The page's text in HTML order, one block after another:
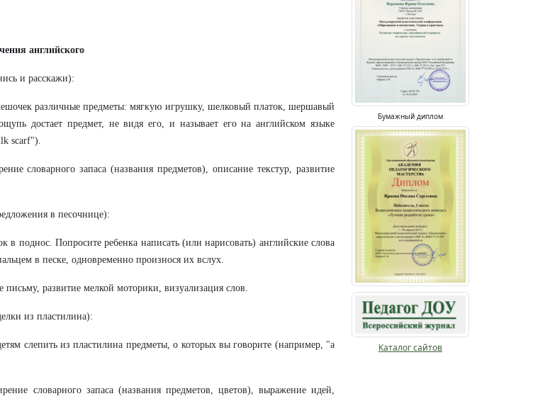
английского
и расскажи):
различные предметы: мягкую игрушку, шелковый платок, шершавый
достает предмет, не видя его, и называет его на английском языке
scarf").
словарного запаса (названия предметов), описание текстур, развитие
в песочнице):
поднос. Попросите ребенка написать (или нарисовать) английские слова
в песке, одновременно произнося их вслух.
развитие мелкой моторики, визуализация слов.
из пластилина):
слепить из пластилина предметы, о которых вы говорите (например, "a
словарного запаса (названия предметов, цветов), выражение идей,
Бумажный диплом
Каталог сайтов